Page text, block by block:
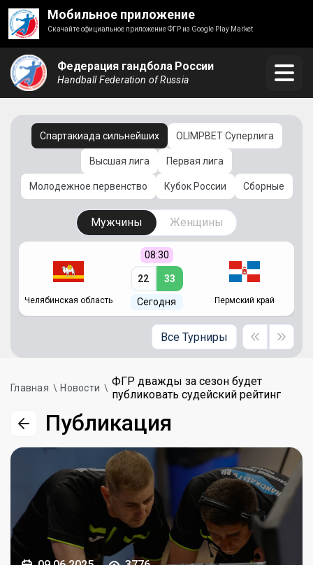
Мобильное приложение
Скачайте официальное приложение ФГР из Google Play Market
Федерация гандбола России
Handball Federation of Russia
Спартакиада сильнейших OLIMPBET Суперлига
Высшая лига Первая лига
Молодежное первенство Кубок России Сборные
Мужчины Женщины
Челябинская область
08:30
22 33
Сегодня Пермский край
Все Турниры
Главная Новости
ФГР дважды за сезон будет
публиковать судейский рейтинг
Публикация